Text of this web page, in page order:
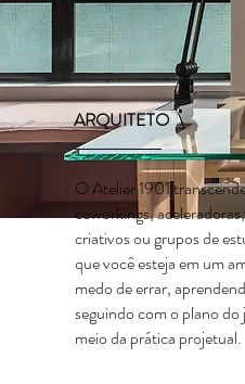
ARQUITETO
O Atelier 1901
coworkings,
criativos ou grupos de
que você esteja em um
medo de errar,
seguindo com o plano
meio da prática projetual.